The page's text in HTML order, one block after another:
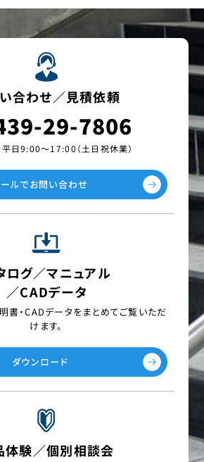
合わせ／見積依頼
29-7806
平日9:00〜17:00（土日祝休業）
ルでお問い合わせ
ログ／マニュアル
／CADデータ
書・CADデータをまとめてご覧いただ
けます。
ダウンロード
体験／個別相談会